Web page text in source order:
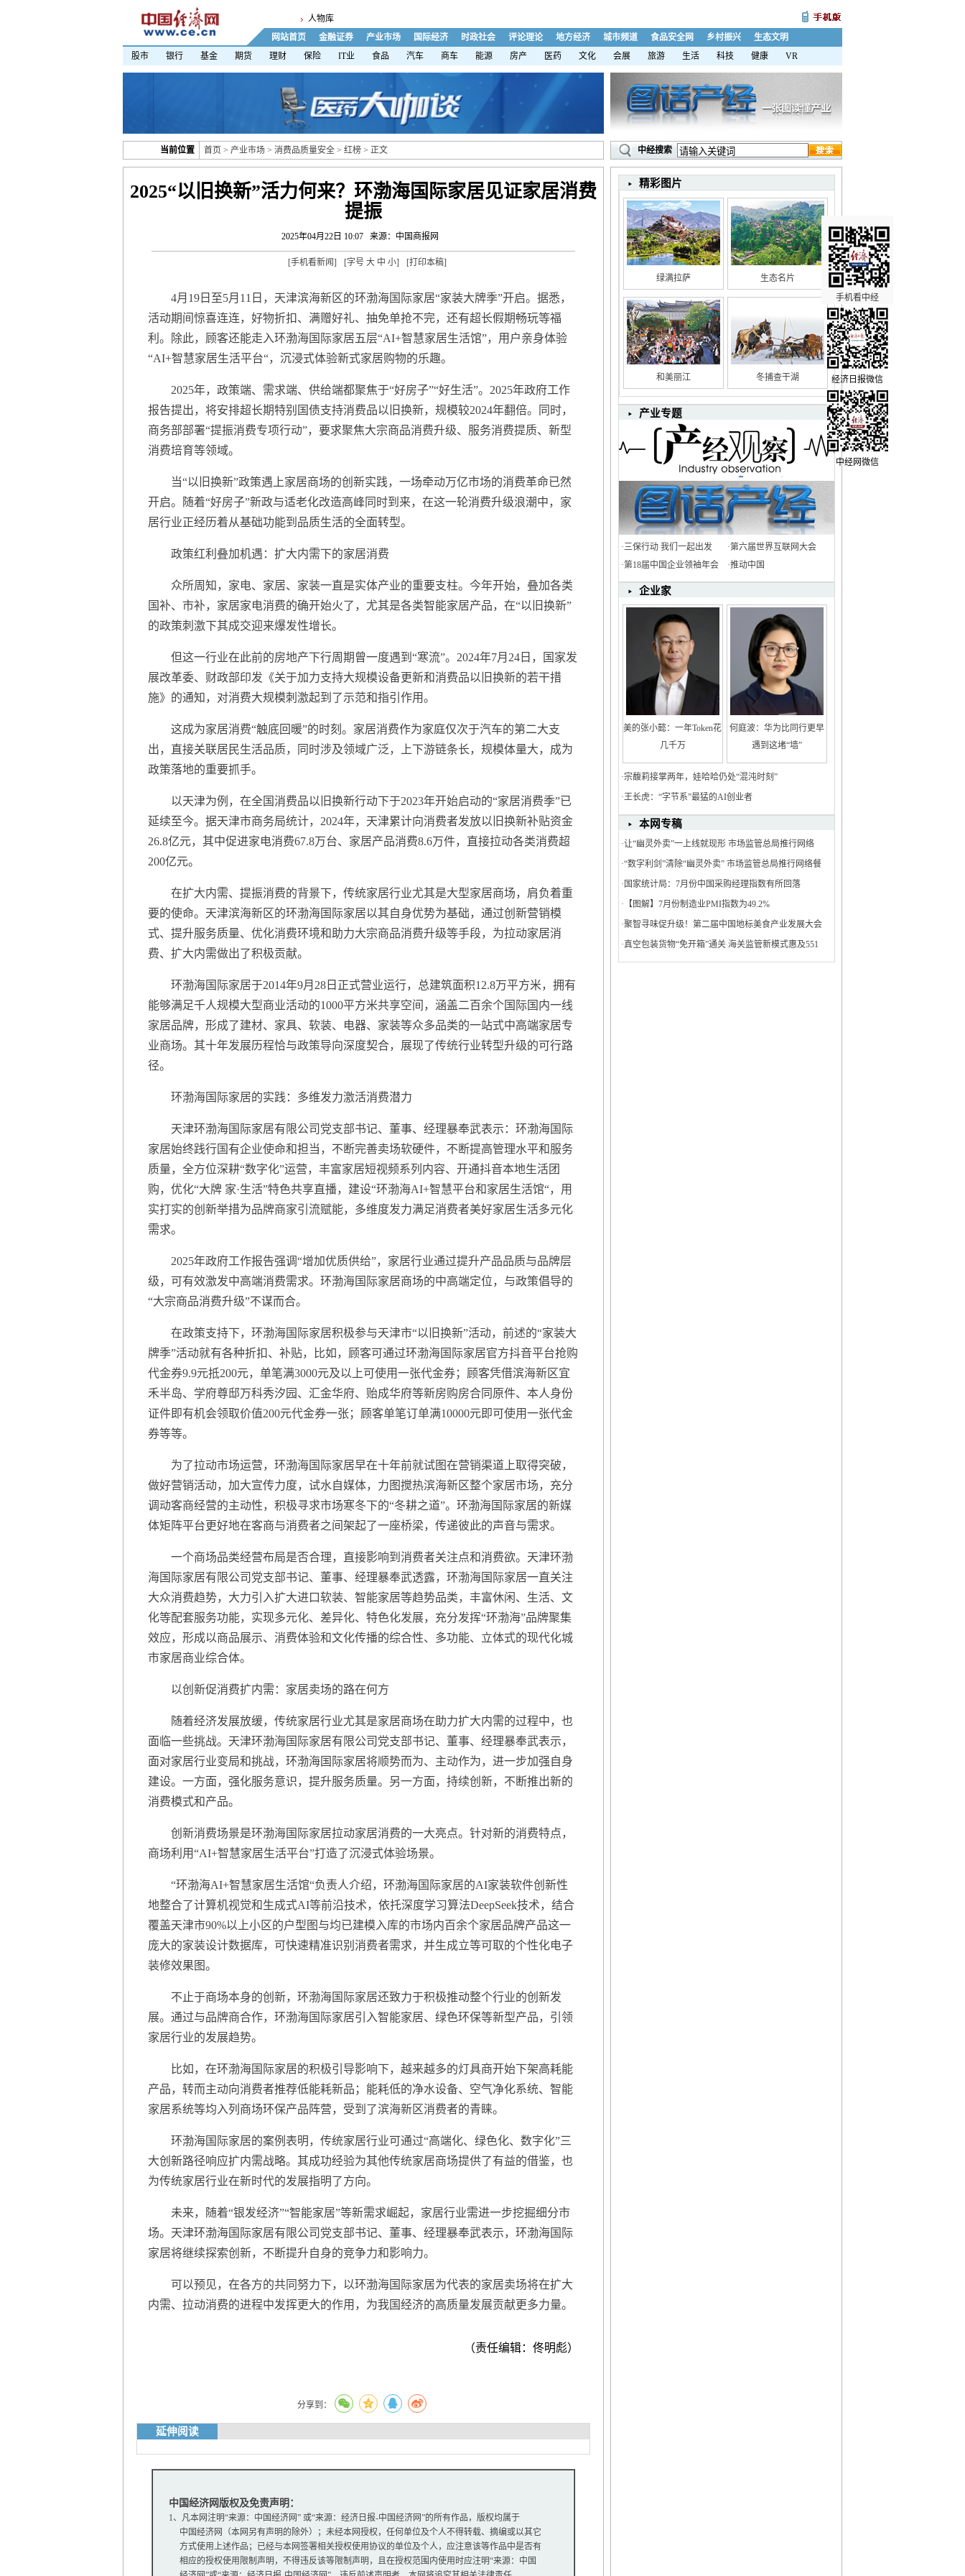
手机看中经
经济日报微信
中经网微信
人物库
网站首页
金融证券 产业市场 国际经济 时政社会 评论理论 地方经济 城市频道 食品安全网 乡村振兴
生态文明
股市
银行 基金 期货 理财 保险 IT业 食品 汽车 商车 能源 房产 医药 文化 会展 旅游 生活 科技 健康 VR
当前位置 首页 > 产业市场 > 消费品质量安全 > 红榜 > 正文 中经搜索
2025“以旧换新”活力何来？环渤海国际家居见证家居消费
提振
2025年04月22日 10:07 来源：中国商报网
[手机看新闻] [字号 大 中 小] [打印本稿]
4月19日至5月11日，天津滨海新区的环渤海国际家居“家装大牌季”开启。据悉，
活动期间惊喜连连，好物折扣、满赠好礼、抽免单抢不完，还有超长假期畅玩等福
利。除此，顾客还能走入环渤海国际家居五层“AI+智慧家居生活馆”，用户亲身体验
“AI+智慧家居生活平台“，沉浸式体验新式家居购物的乐趣。
2025年，政策端、需求端、供给端都聚焦于“好房子”“好生活”。2025年政府工作
报告提出，将安排超长期特别国债支持消费品以旧换新，规模较2024年翻倍。同时，
商务部部署“提振消费专项行动”，要求聚焦大宗商品消费升级、服务消费提质、新型
消费培育等领域。
当“以旧换新”政策遇上家居商场的创新实践，一场牵动万亿市场的消费革命已然
开启。随着“好房子”新政与适老化改造高峰同时到来，在这一轮消费升级浪潮中，家
居行业正经历着从基础功能到品质生活的全面转型。
政策红利叠加机遇：扩大内需下的家居消费
众所周知，家电、家居、家装一直是实体产业的重要支柱。今年开始，叠加各类
国补、市补，家居家电消费的确开始火了，尤其是各类智能家居产品，在“以旧换新”
的政策刺激下其成交迎来爆发性增长。
但这一行业在此前的房地产下行周期曾一度遇到“寒流”。2024年7月24日，国家发
展改革委、财政部印发《关于加力支持大规模设备更新和消费品以旧换新的若干措
施》的通知，对消费大规模刺激起到了示范和指引作用。
这成为家居消费“触底回暖”的时刻。家居消费作为家庭仅次于汽车的第二大支
出，直接关联居民生活品质，同时涉及领域广泛，上下游链条长，规模体量大，成为
政策落地的重要抓手。
以天津为例，在全国消费品以旧换新行动下于2023年开始启动的“家居消费季”已
延续至今。据天津市商务局统计，2024年，天津累计向消费者发放以旧换新补贴资金
26.8亿元，其中促进家电消费67.8万台、家居产品消费8.6万件，直接拉动各类消费超
200亿元。
在扩大内需、提振消费的背景下，传统家居行业尤其是大型家居商场，肩负着重
要的使命。天津滨海新区的环渤海国际家居以其自身优势为基础，通过创新营销模
式、提升服务质量、优化消费环境和助力大宗商品消费升级等手段，为拉动家居消
费、扩大内需做出了积极贡献。
环渤海国际家居于2014年9月28日正式营业运行，总建筑面积12.8万平方米，拥有
能够满足千人规模大型商业活动的1000平方米共享空间，涵盖二百余个国际国内一线
家居品牌，形成了建材、家具、软装、电器、家装等众多品类的一站式中高端家居专
业商场。其十年发展历程恰与政策导向深度契合，展现了传统行业转型升级的可行路
径。
环渤海国际家居的实践：多维发力激活消费潜力
天津环渤海国际家居有限公司党支部书记、董事、经理暴奉武表示：环渤海国际
家居始终践行国有企业使命和担当，不断完善卖场软硬件，不断提高管理水平和服务
质量，全方位深耕“数字化”运营，丰富家居短视频系列内容、开通抖音本地生活团
购，优化“大牌 家·生活”特色共享直播，建设“环渤海AI+智慧平台和家居生活馆“，用
实打实的创新举措为品牌商家引流赋能，多维度发力满足消费者美好家居生活多元化
需求。
2025年政府工作报告强调“增加优质供给”，家居行业通过提升产品品质与品牌层
级，可有效激发中高端消费需求。环渤海国际家居商场的中高端定位，与政策倡导的
“大宗商品消费升级”不谋而合。
在政策支持下，环渤海国际家居积极参与天津市“以旧换新”活动，前述的“家装大
牌季”活动就有各种折扣、补贴，比如，顾客可通过环渤海国际家居官方抖音平台抢购
代金券9.9元抵200元，单笔满3000元及以上可使用一张代金券；顾客凭借滨海新区宜
禾半岛、学府尊邸万科秀汐园、汇金华府、贻成华府等新房购房合同原件、本人身份
证件即有机会领取价值200元代金券一张；顾客单笔订单满10000元即可使用一张代金
券等等。
为了拉动市场运营，环渤海国际家居早在十年前就试图在营销渠道上取得突破，
做好营销活动，加大宣传力度，试水自媒体，力图搅热滨海新区整个家居市场，充分
调动客商经营的主动性，积极寻求市场寒冬下的“冬耕之道”。环渤海国际家居的新媒
体矩阵平台更好地在客商与消费者之间架起了一座桥梁，传递彼此的声音与需求。
一个商场品类经营布局是否合理，直接影响到消费者关注点和消费欲。天津环渤
海国际家居有限公司党支部书记、董事、经理暴奉武透露，环渤海国际家居一直关注
大众消费趋势，大力引入扩大进口软装、智能家居等趋势品类，丰富休闲、生活、文
化等配套服务功能，实现多元化、差异化、特色化发展，充分发挥“环渤海”品牌聚集
效应，形成以商品展示、消费体验和文化传播的综合性、多功能、立体式的现代化城
市家居商业综合体。
以创新促消费扩内需：家居卖场的路在何方
随着经济发展放缓，传统家居行业尤其是家居商场在助力扩大内需的过程中，也
面临一些挑战。天津环渤海国际家居有限公司党支部书记、董事、经理暴奉武表示，
面对家居行业变局和挑战，环渤海国际家居将顺势而为、主动作为，进一步加强自身
建设。一方面，强化服务意识，提升服务质量。另一方面，持续创新，不断推出新的
消费模式和产品。
创新消费场景是环渤海国际家居拉动家居消费的一大亮点。针对新的消费特点，
商场利用“AI+智慧家居生活平台”打造了沉浸式体验场景。
“环渤海AI+智慧家居生活馆“负责人介绍，环渤海国际家居的AI家装软件创新性
地整合了计算机视觉和生成式AI等前沿技术，依托深度学习算法DeepSeek技术，结合
覆盖天津市90%以上小区的户型图与均已建模入库的市场内百余个家居品牌产品这一
庞大的家装设计数据库，可快速精准识别消费者需求，并生成立等可取的个性化电子
装修效果图。
不止于商场本身的创新，环渤海国际家居还致力于积极推动整个行业的创新发
展。通过与品牌商合作，环渤海国际家居引入智能家居、绿色环保等新型产品，引领
家居行业的发展趋势。
比如，在环渤海国际家居的积极引导影响下，越来越多的灯具商开始下架高耗能
产品，转而主动向消费者推荐低能耗新品；能耗低的净水设备、空气净化系统、智能
家居系统等均入列商场环保产品阵营，受到了滨海新区消费者的青睐。
环渤海国际家居的案例表明，传统家居行业可通过“高端化、绿色化、数字化”三
大创新路径响应扩内需战略。其成功经验为其他传统家居商场提供了有益的借鉴，也
为传统家居行业在新时代的发展指明了方向。
未来，随着“银发经济”“智能家居”等新需求崛起，家居行业需进一步挖掘细分市
场。天津环渤海国际家居有限公司党支部书记、董事、经理暴奉武表示，环渤海国际
家居将继续探索创新，不断提升自身的竞争力和影响力。
可以预见，在各方的共同努力下，以环渤海国际家居为代表的家居卖场将在扩大
内需、拉动消费的进程中发挥更大的作用，为我国经济的高质量发展贡献更多力量。
（责任编辑：佟明彪）
分享到：
延伸阅读
中国经济网版权及免责声明：
1、凡本网注明“来源：中国经济网” 或“来源：经济日报-中国经济网”的所有作品，版权均属于
中国经济网（本网另有声明的除外）；未经本网授权，任何单位及个人不得转载、摘编或以其它
方式使用上述作品；已经与本网签署相关授权使用协议的单位及个人，应注意该等作品中是否有
相应的授权使用限制声明，不得违反该等限制声明，且在授权范围内使用时应注明“来源：中国
精彩图片
绿满拉萨 生态名片
和美丽江 冬捕查干湖
产业专题
·三保行动 我们一起出发 ·第六届世界互联网大会
·第18届中国企业领袖年会 ·推动中国
企业家
美的张小懿：一年Token花
几千万
何庭波：华为比同行更早
遇到这堵“墙”
·宗馥莉接掌两年，娃哈哈仍处“混沌时刻”
·王长虎：“字节系”最猛的AI创业者
本网专稿
·让“幽灵外卖”一上线就现形 市场监管总局推行网络
餐饮电子证照核验应用
·“数字利剑”清除“幽灵外卖” 市场监管总局推行网络餐
饮电子证照核验应用
· 国家统计局：7月份中国采购经理指数有所回落
· 【图解】7月份制造业PMI指数为49.2%
·聚智寻味促升级！第二届中国地标美食产业发展大会
在湖南资兴成功举办
·真空包装货物“免开箱”通关 海关监管新模式惠及551
家高新技术企业